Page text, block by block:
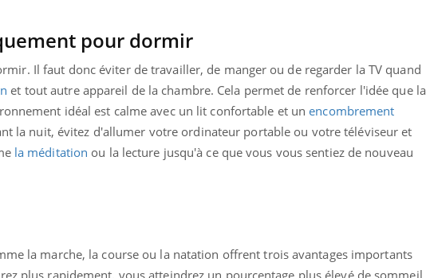
pour dormir
Il faut donc éviter de travailler, de manger ou de regarder la TV quand
et tout autre appareil de la chambre. Cela permet de renforcer l'idée que la
idéal est calme avec un lit confortable et unencombrement
la nuit, évitez d'allumer votre ordinateur portable ou votre téléviseur et
la méditation ou la lecture jusqu'à ce que vous vous sentiez de nouveau
la marche, la course ou la natation offrent trois avantages importants